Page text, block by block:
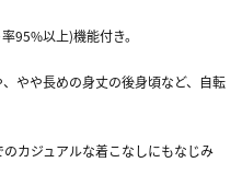
95%以上)機能付き。
やや長めの身丈の後身頃など、自転
カジュアルな着こなしにもなじみ